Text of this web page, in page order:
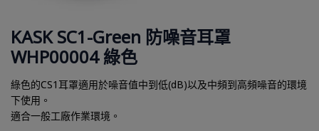
KASK SC1-Green 防噪音耳罩
WHP00004 綠色
綠色的CS1耳罩適用於噪音值中到低(dB)以及中頻到高頻噪音的環境
下使用。
​適合一般工廠作業環境。